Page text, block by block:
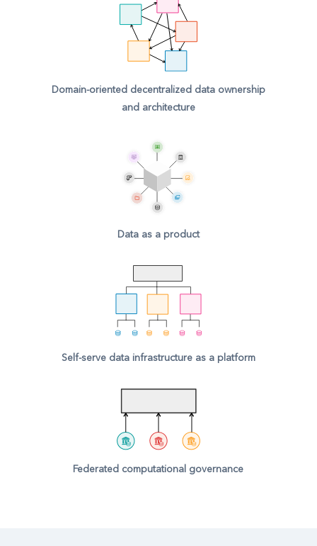
Domain-oriented decentralized data ownership
and architecture
Data as a product
Self-serve data infrastructure as a platform
Federated computational governance